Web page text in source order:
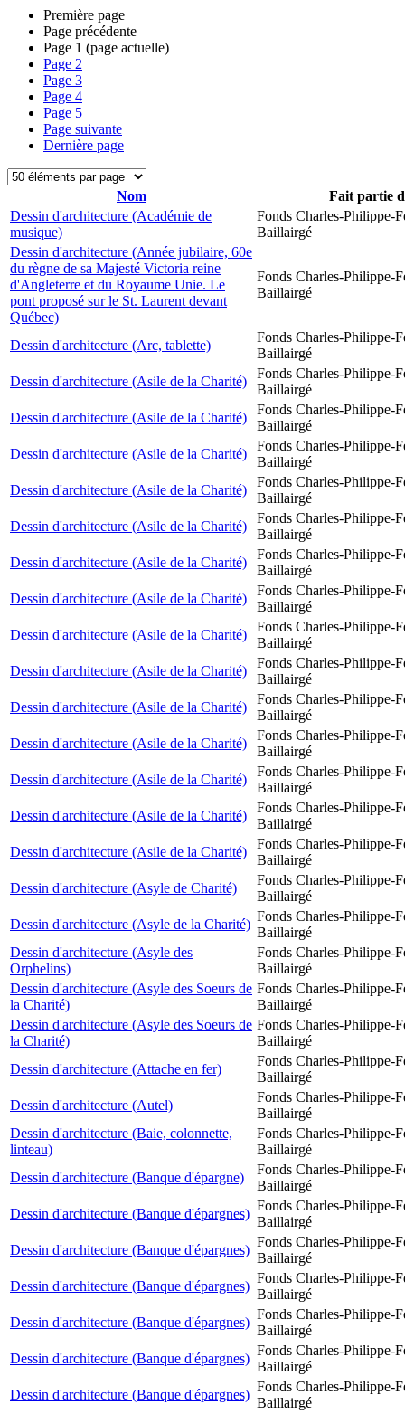
Première page
Page précédente
Page 1 (page actuelle)
Page 2
Page 3
Page 4
Page 5
Page suivante
Dernière page
Nom
Fait partie
Dessin d'architecture (Académie de
musique)
Fonds Charles-Philippe-
Baillairgé
Dessin d'architecture (Année jubilaire, 60e
du règne de sa Majesté Victoria reine
d'Angleterre et du Royaume Unie. Le
pont proposé sur le St. Laurent devant
Québec)
Fonds Charles-Philippe-
Baillairgé
Dessin d'architecture (Arc, tablette)
Fonds Charles-Philippe-
Baillairgé
Dessin d'architecture (Asile de la Charité)
Fonds Charles-Philippe-
Baillairgé
Dessin d'architecture (Asile de la Charité)
Fonds Charles-Philippe-
Baillairgé
Dessin d'architecture (Asile de la Charité)
Fonds Charles-Philippe-
Baillairgé
Dessin d'architecture (Asile de la Charité)
Fonds Charles-Philippe-
Baillairgé
Dessin d'architecture (Asile de la Charité)
Fonds Charles-Philippe-
Baillairgé
Dessin d'architecture (Asile de la Charité)
Fonds Charles-Philippe-
Baillairgé
Dessin d'architecture (Asile de la Charité)
Fonds Charles-Philippe-
Baillairgé
Dessin d'architecture (Asile de la Charité)
Fonds Charles-Philippe-
Baillairgé
Dessin d'architecture (Asile de la Charité)
Fonds Charles-Philippe-
Baillairgé
Dessin d'architecture (Asile de la Charité)
Fonds Charles-Philippe-
Baillairgé
Dessin d'architecture (Asile de la Charité)
Fonds Charles-Philippe-
Baillairgé
Dessin d'architecture (Asile de la Charité)
Fonds Charles-Philippe-
Baillairgé
Dessin d'architecture (Asile de la Charité)
Fonds Charles-Philippe-
Baillairgé
Dessin d'architecture (Asile de la Charité)
Fonds Charles-Philippe-
Baillairgé
Dessin d'architecture (Asyle de Charité)
Fonds Charles-Philippe-
Baillairgé
Dessin d'architecture (Asyle de la Charité)
Fonds Charles-Philippe-
Baillairgé
Dessin d'architecture (Asyle des
Orphelins)
Fonds Charles-Philippe-
Baillairgé
Dessin d'architecture (Asyle des Soeurs de
la Charité)
Fonds Charles-Philippe-
Baillairgé
Dessin d'architecture (Asyle des Soeurs de
la Charité)
Fonds Charles-Philippe-
Baillairgé
Dessin d'architecture (Attache en fer)
Fonds Charles-Philippe-
Baillairgé
Dessin d'architecture (Autel)
Fonds Charles-Philippe-
Baillairgé
Dessin d'architecture (Baie, colonnette,
linteau)
Fonds Charles-Philippe-
Baillairgé
Dessin d'architecture (Banque d'épargne)
Fonds Charles-Philippe-
Baillairgé
Dessin d'architecture (Banque d'épargnes)
Fonds Charles-Philippe-
Baillairgé
Dessin d'architecture (Banque d'épargnes)
Fonds Charles-Philippe-
Baillairgé
Dessin d'architecture (Banque d'épargnes)
Fonds Charles-Philippe-
Baillairgé
Dessin d'architecture (Banque d'épargnes)
Fonds Charles-Philippe-
Baillairgé
Dessin d'architecture (Banque d'épargnes)
Fonds Charles-Philippe-
Baillairgé
Dessin d'architecture (Banque d'épargnes)
Fonds Charles-Philippe-
Baillairgé